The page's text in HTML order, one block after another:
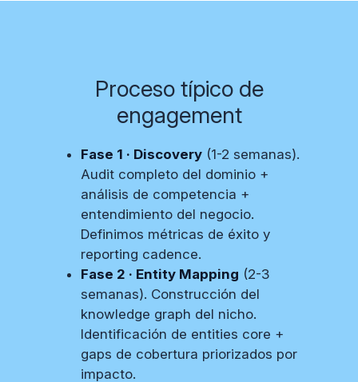
Proceso típico de
engagement
Fase 1 · Discovery (1-2 semanas).
Audit completo del dominio +
análisis de competencia +
entendimiento del negocio.
Definimos métricas de éxito y
reporting cadence.
Fase 2 · Entity Mapping (2-3
semanas). Construcción del
knowledge graph del nicho.
Identificación de entities core +
gaps de cobertura priorizados por
impacto.